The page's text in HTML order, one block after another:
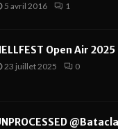
5 avril 2016 1
Open Air 2025
23 juillet 2025 0